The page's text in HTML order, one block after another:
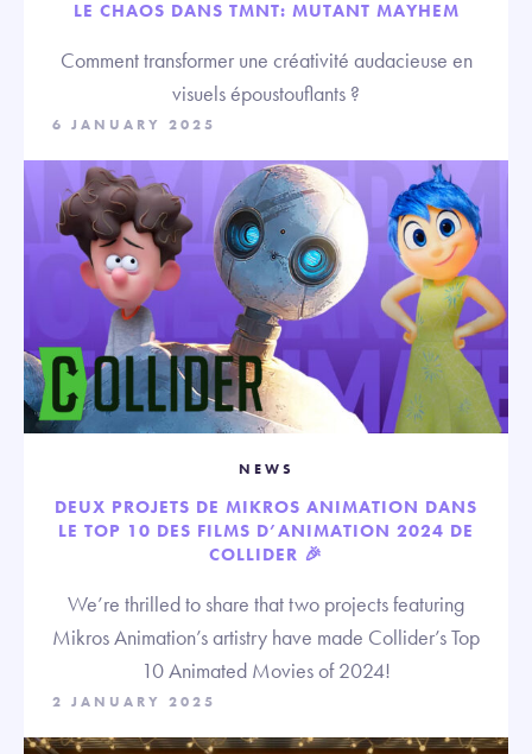
LE CHAOS DANS TMNT: MUTANT MAYHEM
Comment transformer une créativité audacieuse en
visuels époustouflants ?
6 JANUARY 2025
NEWS
DEUX PROJETS DE MIKROS ANIMATION DANS
LE TOP 10 DES FILMS D’ANIMATION 2024 DE
COLLIDER 🎉
We’re thrilled to share that two projects featuring
Mikros Animation’s artistry have made Collider’s Top
10 Animated Movies of 2024!
2 JANUARY 2025